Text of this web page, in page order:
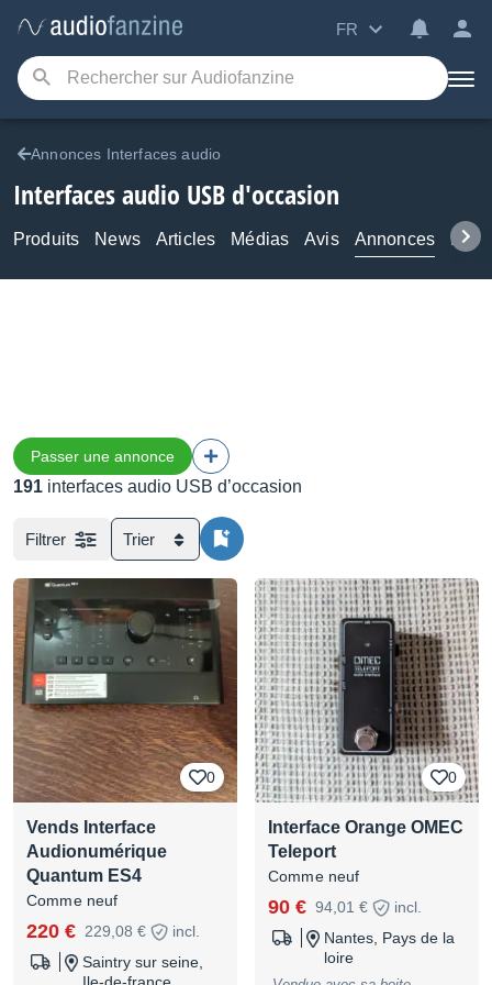
FR
Annonces Interfaces audio
Interfaces audio USB d'occasion
Produits News Articles Médias Avis Annonces
Passer une annonce
191 interfaces audio USB d’occasion
Filtrer Trier
0
Vends Interface
Audionumérique
Quantum ES4
Comme neuf
220 € 229,08 €
incl.
Saintry sur seine,
0
Interface Orange OMEC
Teleport
Comme neuf
90 € 94,01 €
incl.
Nantes, Pays de la
loire